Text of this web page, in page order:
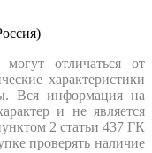
могут отличаться от
характеристики
Вся информация на
и не является
2 статьи 437 ГК
проверять наличие